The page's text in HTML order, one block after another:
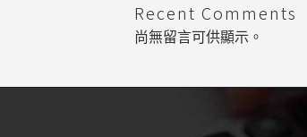
Recent Comments
尚無留言可供顯示。